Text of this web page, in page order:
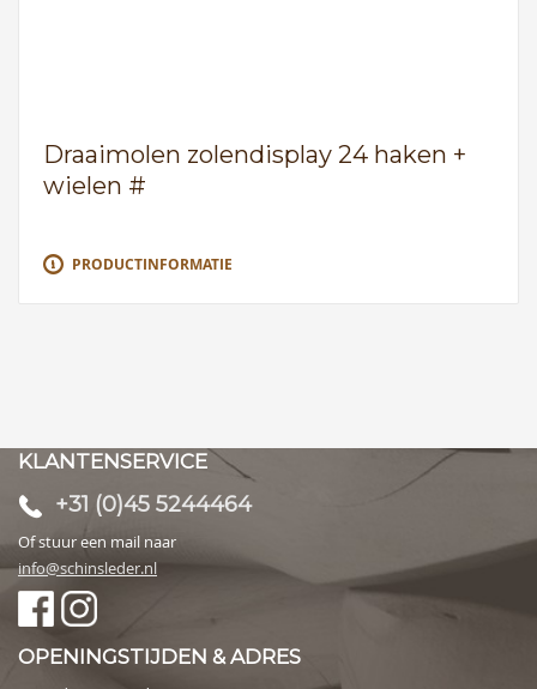
Draaimolen zolendisplay 24 haken +
wielen #
PRODUCTINFORMATIE
KLANTENSERVICE
+31 (0)45 5244464
Of stuur een mail naar
info@schinsleder.nl
OPENINGSTIJDEN & ADRES